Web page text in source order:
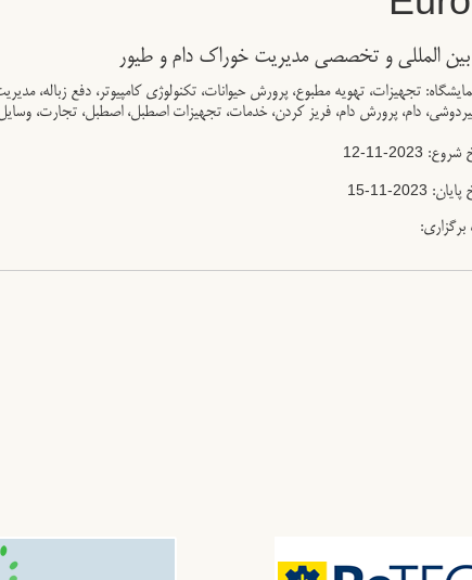
بین المللی و تخصصی مدیریت خوراک دام و طیور
تجهیزات، تهویه مطبوع، پرورش حیوانات، تکنولوژی کامپیوتر، دفع زباله،
دام، پرورش دام، فریز کردن، خدمات، تجهیزات اصطبل، اصطبل، تجارت،
شروع: 2023-11-12
پایان: 2023-11-15
برگزاری: